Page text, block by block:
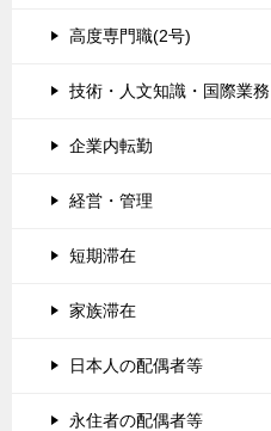
高度専門職(2号)
技術・人文知識・国際業務
企業内転勤
経営・管理
短期滞在
家族滞在
日本人の配偶者等
永住者の配偶者等